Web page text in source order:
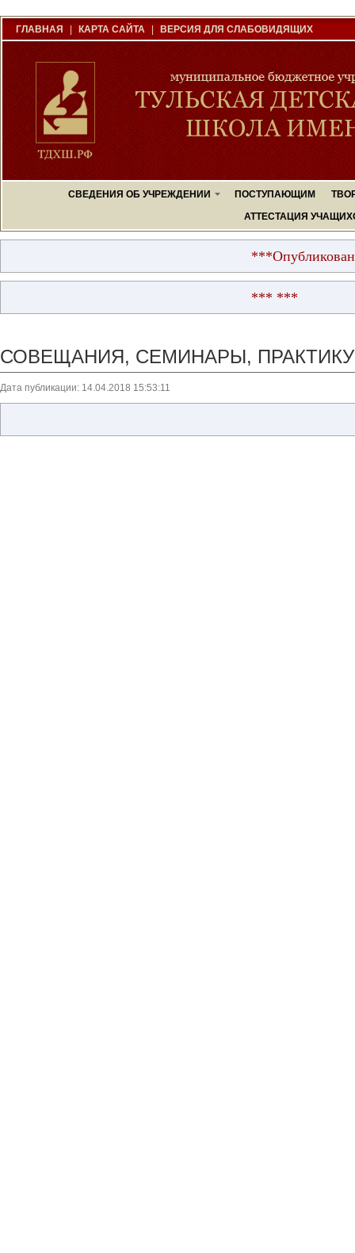
ГЛАВНАЯ КАРТА САЙТА ВЕРСИЯ ДЛЯ СЛАБОВИДЯЩИХ
СВЕДЕНИЯ ОБ УЧРЕЖДЕНИИ ПОСТУПАЮЩИМ
АТТЕСТАЦИЯ
***Опубликованы
*** ***
СОВЕЩАНИЯ, СЕМИНАРЫ,
Дата публикации: 14.04.2018 15:53:11